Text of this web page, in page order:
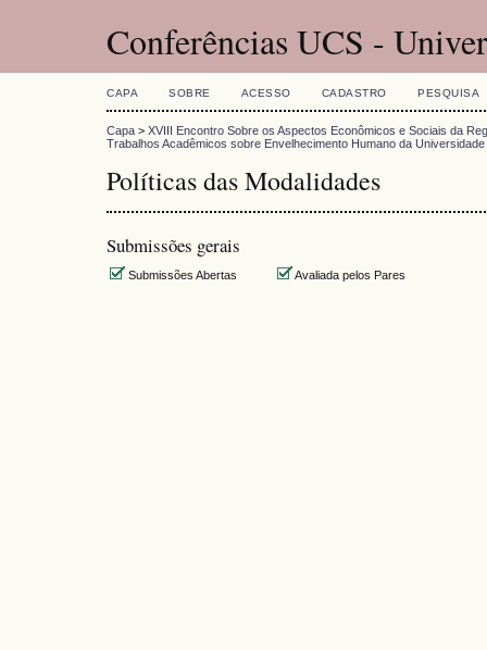
Conferências UCS -
CAPA SOBRE ACESSO CADASTRO PESQUISA
Capa > XVIII Encontro Sobre os Aspectos Econômicos e Sociais da
Trabalhos Acadêmicos sobre Envelhecimento Humano da
Políticas das Modalidades
Submissões gerais
Submissões Abertas Avaliada pelos Pares